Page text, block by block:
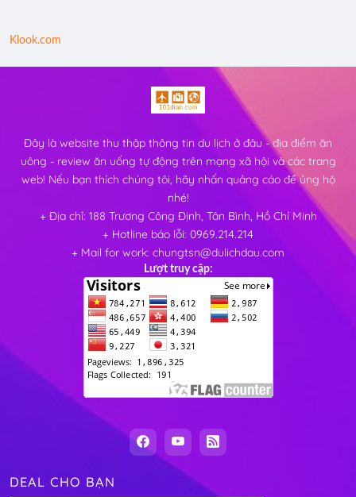
Klook.com
Đây là website thu thập thông tin du lịch ở đâu - địa điểm ăn
uông - review ăn uống tự động trên mạng xã hội và các trang
web! Nếu bạn thích chúng tôi, hãy nhấn quảng cáo để ủng hộ
nhé!
+ Địa chỉ: 188 Trương Công Định, Tân Bình, Hồ Chí Minh
+ Hotline báo lỗi: 0969.214.214
+ Mail for work: chungtsn@dulichdau.com
Lượt truy cập:
DEAL CHO BẠN